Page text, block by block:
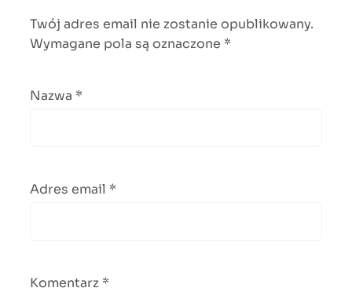
Twój adres email nie zostanie opublikowany.
Wymagane pola są oznaczone *
Nazwa *
Adres email *
Komentarz *